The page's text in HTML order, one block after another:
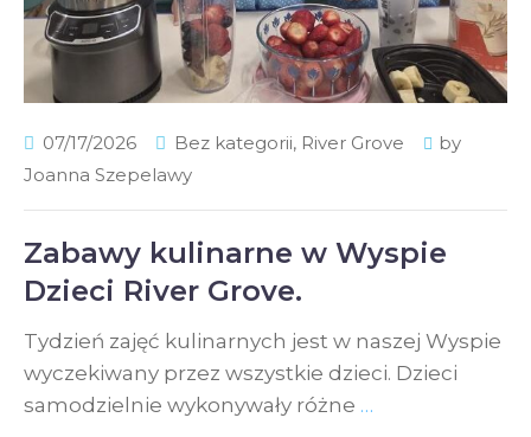
07/17/2026 Bez kategorii, River Grove
by
Joanna Szepelawy
Zabawy kulinarne w Wyspie
Dzieci River Grove.
Tydzień zajęć kulinarnych jest w naszej Wyspie
wyczekiwany przez wszystkie dzieci. Dzieci
samodzielnie wykonywały różne …